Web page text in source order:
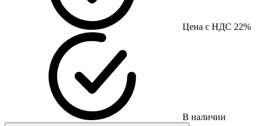
Цена с НДС 22%
В наличии